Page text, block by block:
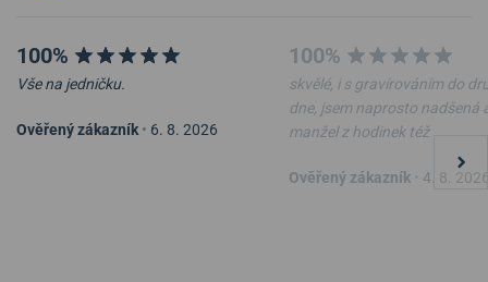
2026 Limited Edition Glacial
100%
Vše na jedničku.
Ověřený zákazník • 6. 8. 2026
100%
skvělé, i s gravírováním do
dne, jsem naprosto nadšená
manžel z hodinek též
Ověřený zákazník 4. 8.